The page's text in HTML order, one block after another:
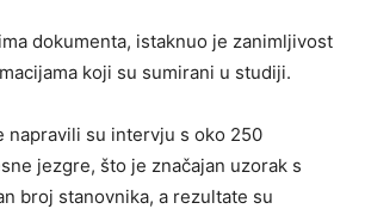
dokumenta, istaknuo je zanimljivost
koji su sumirani u studiji.
napravili su intervju s oko 250
jezgre, što je značajan uzorak s
broj stanovnika, a rezultate su